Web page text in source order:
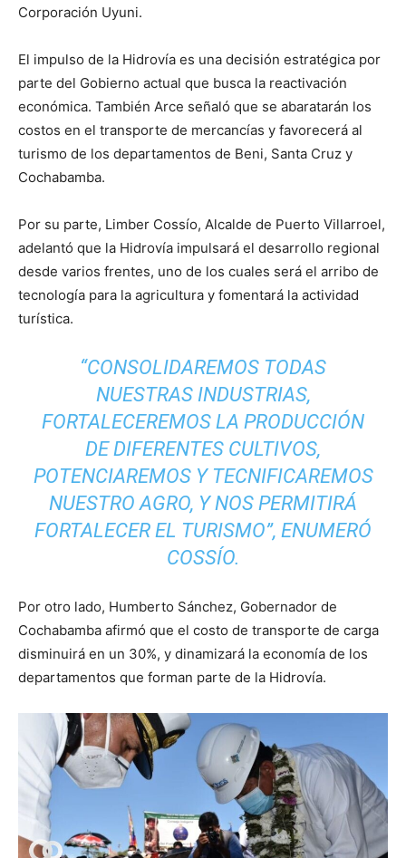
Corporación Uyuni.
El impulso de la Hidrovía es una decisión estratégica por
parte del Gobierno actual que busca la reactivación
económica. También Arce señaló que se abaratarán los
costos en el transporte de mercancías y favorecerá al
turismo de los departamentos de Beni, Santa Cruz y
Cochabamba.
Por su parte, Limber Cossío, Alcalde de Puerto Villarroel,
adelantó que la Hidrovía impulsará el desarrollo regional
desde varios frentes, uno de los cuales será el arribo de
tecnología para la agricultura y fomentará la actividad
turística.
“CONSOLIDAREMOS TODAS
NUESTRAS INDUSTRIAS,
FORTALECEREMOS LA PRODUCCIÓN
DE DIFERENTES CULTIVOS,
POTENCIAREMOS Y TECNIFICAREMOS
NUESTRO AGRO, Y NOS PERMITIRÁ
FORTALECER EL TURISMO”, ENUMERÓ
COSSÍO.
Por otro lado, Humberto Sánchez, Gobernador de
Cochabamba afirmó que el costo de transporte de carga
disminuirá en un 30%, y dinamizará la economía de los
departamentos que forman parte de la Hidrovía.